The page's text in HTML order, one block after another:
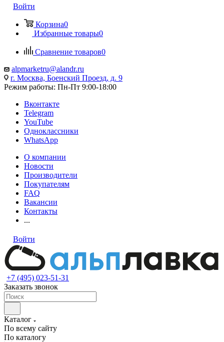
Войти
Корзина0
Избранные товары0
Сравнение товаров0
alpmarketru@alandr.ru
г. Москва, Боенский Проезд, д. 9
Режим работы: Пн-Пт 9:00-18:00
Вконтакте
Telegram
YouTube
Одноклассники
WhatsApp
О компании
Новости
Производители
Покупателям
FAQ
Вакансии
Контакты
...
Войти
+7 (495) 023-51-31
Заказать звонок
Каталог
По всему сайту
По каталогу